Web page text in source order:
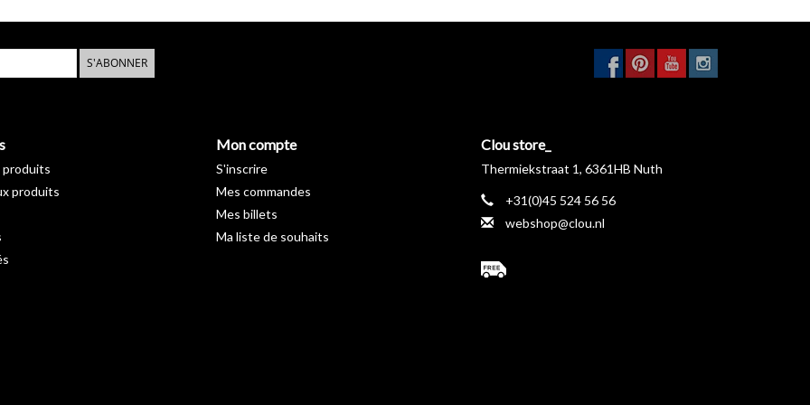
S'ABONNER
produits
produits
Mon compte
S'inscrire
Mes commandes
Mes billets
Ma liste de souhaits
Clou store_
Thermiekstraat 1, 6361HB Nuth
+31(0)45 524 56 56
webshop@clou.nl